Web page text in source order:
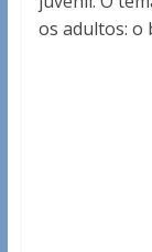
os adultos: o